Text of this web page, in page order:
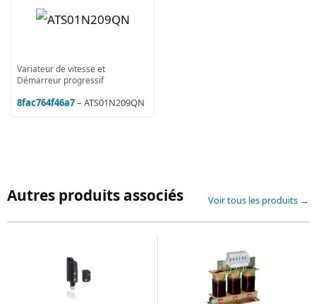
Variateur de vitesse et
Démarreur progressif
8fac764f46a7– ATS01N209QN
Autres produits associés Voir tous les produits →